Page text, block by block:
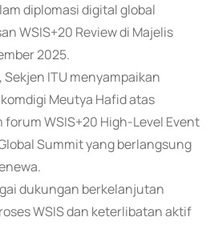
diplomasi digital global
WSIS+20 Review di Majelis
2025.
ITU menyampaikan
Meutya Hafid atas
WSIS+20 High-Level Event
Summit yang berlangsung
dukungan berkelanjutan
WSIS dan keterlibatan aktif